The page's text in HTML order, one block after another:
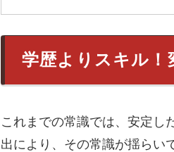
学歴よりスキル
これまでの常識では、安定し
出により、その常識が揺らい